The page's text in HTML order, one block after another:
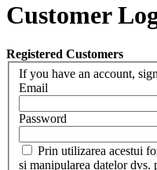
Customer
Registered Customers
If you have an account,
Email
Password
Prin utilizarea acestui
și manipularea datelor dvs.